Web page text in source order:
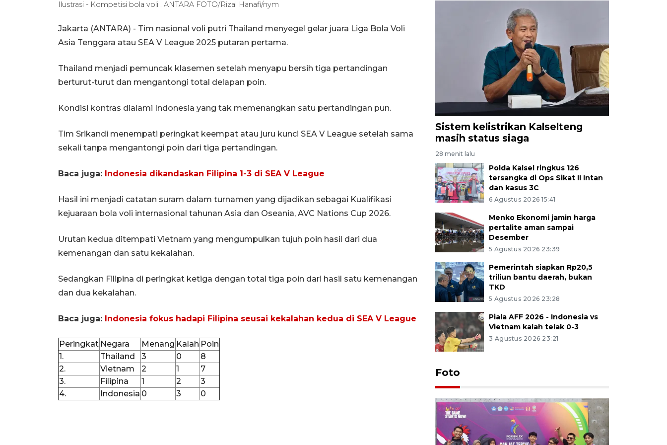
Ilustrasi - Kompetisi bola voli . ANTARA FOTO/Rizal Hanafi/nym
Jakarta (ANTARA) - Tim nasional voli putri Thailand menyegel gelar juara Liga Bola Voli
Asia Tenggara atau SEA V League 2025 putaran pertama.
Thailand menjadi pemuncak klasemen setelah menyapu bersih tiga pertandingan
berturut-turut dan mengantongi total delapan poin.
Kondisi kontras dialami Indonesia yang tak memenangkan satu pertandingan pun.
Tim Srikandi menempati peringkat keempat atau juru kunci SEA V League setelah sama
sekali tanpa mengantongi poin dari tiga pertandingan.
Baca juga: Indonesia dikandaskan Filipina 1-3 di SEA V League
Hasil ini menjadi catatan suram dalam turnamen yang dijadikan sebagai Kualifikasi
kejuaraan bola voli internasional tahunan Asia dan Oseania, AVC Nations Cup 2026.
Urutan kedua ditempati Vietnam yang mengumpulkan tujuh poin hasil dari dua
kemenangan dan satu kekalahan.
Sedangkan Filipina di peringkat ketiga dengan total tiga poin dari hasil satu kemenangan
dan dua kekalahan.
Baca juga: Indonesia fokus hadapi Filipina seusai kekalahan kedua di SEA V League
Peringkat Negara Menang Kalah Poin
1.
Thailand 3 0
8
2.
Vietnam 2 1
7
3.
Filipina 1 2
3
4.
Indonesia 0 3 0
Sistem kelistrikan Kalselteng
masih status siaga
28 menit lalu
Polda Kalsel ringkus 126
tersangka di Ops Sikat II Intan
dan kasus 3C
6 Agustus 2026 15:41
Menko Ekonomi jamin harga
pertalite aman sampai
Desember
5 Agustus 2026 23:39
Pemerintah siapkan Rp20,5
triliun bantu daerah, bukan
TKD
5 Agustus 2026 23:28
Piala AFF 2026 - Indonesia vs
Vietnam kalah telak 0-3
3 Agustus 2026 23:21
Foto